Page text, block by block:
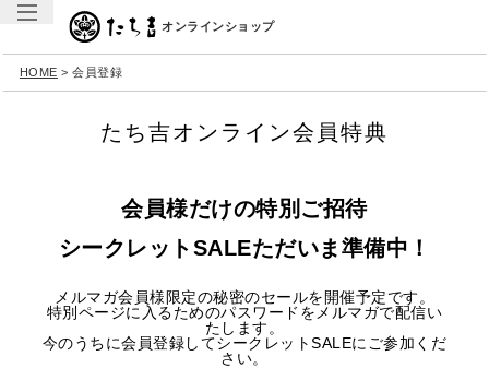
オンラインショップ
HOME 会員登録
たち吉オンライン会員特典
会員様だけの特別ご招待
シークレットSALEただいま準備中！
メルマガ会員様限定の秘密のセールを開催予定です。
特別ページに入るためのパスワードをメルマガで配信い
たします。
今のうちに会員登録してシークレットSALEにご参加くだ
さい。